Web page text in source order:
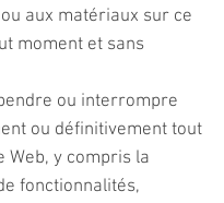
aux matériaux sur ce
moment et sans
ou interrompre
ou définitivement tout
Web, y compris la
fonctionnalités,